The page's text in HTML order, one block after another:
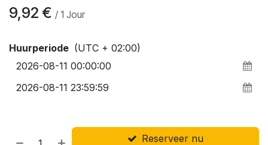
9,92 € / 1 Jour
Huurperiode (UTC + 02:00)
Reserveer nu